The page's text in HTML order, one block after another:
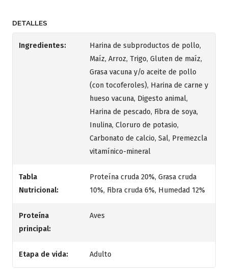
DETALLES
Ingredientes:
Harina de subproductos de pollo,
Maíz, Arroz, Trigo, Gluten de maíz,
Grasa vacuna y/o aceite de pollo
(con tocoferoles), Harina de carne y
hueso vacuna, Digesto animal,
Harina de pescado, Fibra de soya,
Inulina, Cloruro de potasio,
Carbonato de calcio, Sal, Premezcla
vitamínico-mineral
Tabla
Nutricional:
Proteína cruda 20%, Grasa cruda
10%, Fibra cruda 6%, Humedad 12%
Proteína
principal:
Aves
Etapa de vida: Adulto